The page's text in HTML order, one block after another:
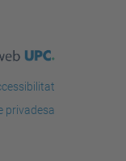
privadesa